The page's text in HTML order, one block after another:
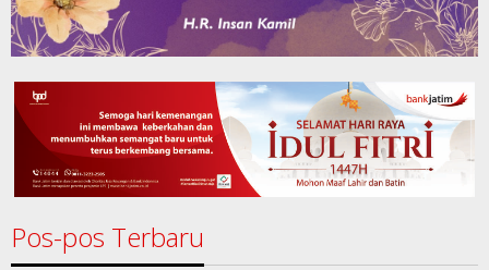
Pos-pos Terbaru